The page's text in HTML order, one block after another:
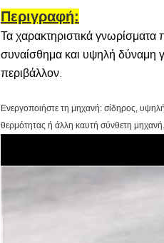
Περιγραφή:
Τα χαρακτηριστικά γνωρίσματα
συναίσθημα και υψηλή δύναμη
περιβάλλον.
Ενεργοποιήστε τη μηχανή: σίδηρος,
θερμότητας ή άλλη καυτή σύνθετη μηχανή.